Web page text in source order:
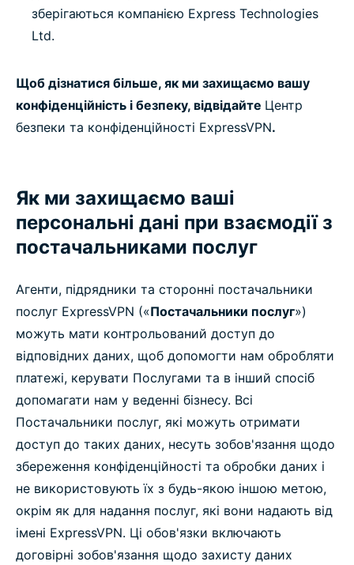
зберігаються компанією Express Technologies
Ltd.
Щоб дізнатися більше, як ми захищаємо вашу
конфіденційність і безпеку, відвідайте Центр
безпеки та конфіденційності ExpressVPN.
Як ми захищаємо ваші
персональні дані при взаємодії з
постачальниками послуг
Агенти, підрядники та сторонні постачальники
послуг ExpressVPN («Постачальники послуг»)
можуть мати контрольований доступ до
відповідних даних, щоб допомогти нам обробляти
платежі, керувати Послугами та в інший спосіб
допомагати нам у веденні бізнесу. Всі
Постачальники послуг, які можуть отримати
доступ до таких даних, несуть зобов'язання щодо
збереження конфіденційності та обробки даних і
не використовують їх з будь-якою іншою метою,
окрім як для надання послуг, які вони надають від
імені ExpressVPN. Ці обов'язки включають
договірні зобов'язання щодо захисту даних